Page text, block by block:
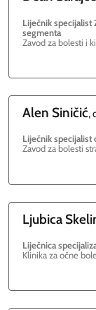
Liječnik specijalist
segmenta
Zavod za bolesti i
Alen Siničić,
Liječnik specijalist
Zavod za bolesti
Ljubica
Liječnica
Klinika za očne